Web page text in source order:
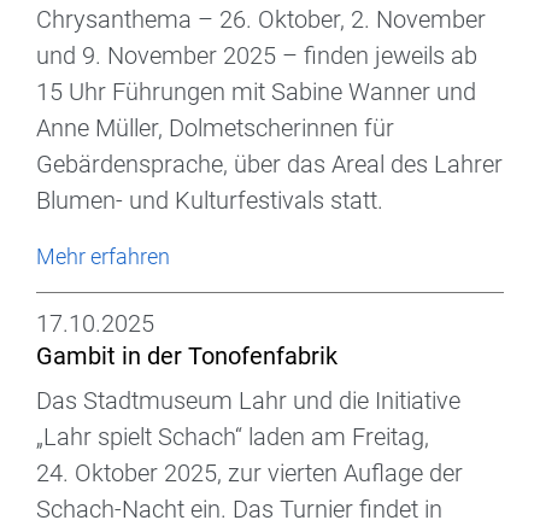
Chrysanthema – 26. Oktober, 2. November
und 9. November 2025 – finden jeweils ab
15 Uhr Führungen mit Sabine Wanner und
Anne Müller, Dolmetscherinnen für
Gebärdensprache, über das Areal des Lahrer
Blumen- und Kulturfestivals statt.
Mehr erfahren
17.10.2025
Gambit in der Tonofenfabrik
Das Stadtmuseum Lahr und die Initiative
„Lahr spielt Schach“ laden am Freitag,
24. Oktober 2025, zur vierten Auflage der
Schach-Nacht ein. Das Turnier findet in